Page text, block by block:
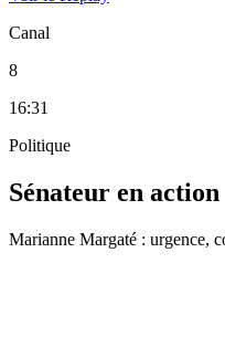
Canal
8
16:31
Politique
Sénateur en action
Marianne Margaté : urgence,